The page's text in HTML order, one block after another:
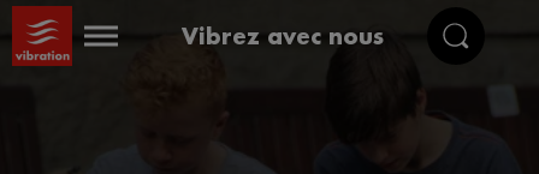
Vibrez avec nous